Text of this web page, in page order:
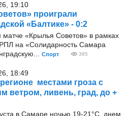
19:10
проиграли
«Балтике» - 0:2
«Крылья Советов» в рамках
на «Солидарность Самара
Спорт 385
18:49
местами гроза с
ветром, ливень, град, до +
в Самаре ночью 19-21°С, днем